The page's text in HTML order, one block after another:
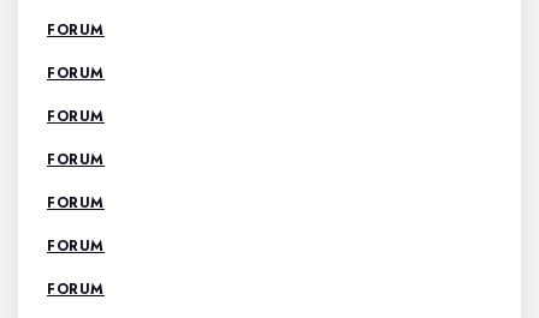
FORUM
FORUM
FORUM
FORUM
FORUM
FORUM
FORUM